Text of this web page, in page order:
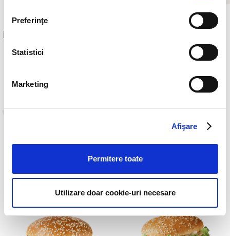
Preferinţe
Statistici
Marketing
Afişare
Permitere toate
Utilizare doar cookie-uri necesare
New York Deli Burger
Iberico Beef Wrap
Cheesy Jalapeno
Pounder